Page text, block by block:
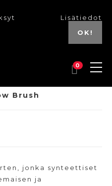
Lisätiedot
OK!
0
Brush
jonka synteettiset
ja